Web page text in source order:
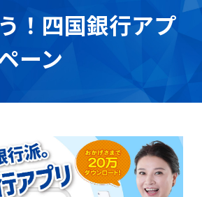
のお客さま
合わせ
！四国銀行アプ
ーン